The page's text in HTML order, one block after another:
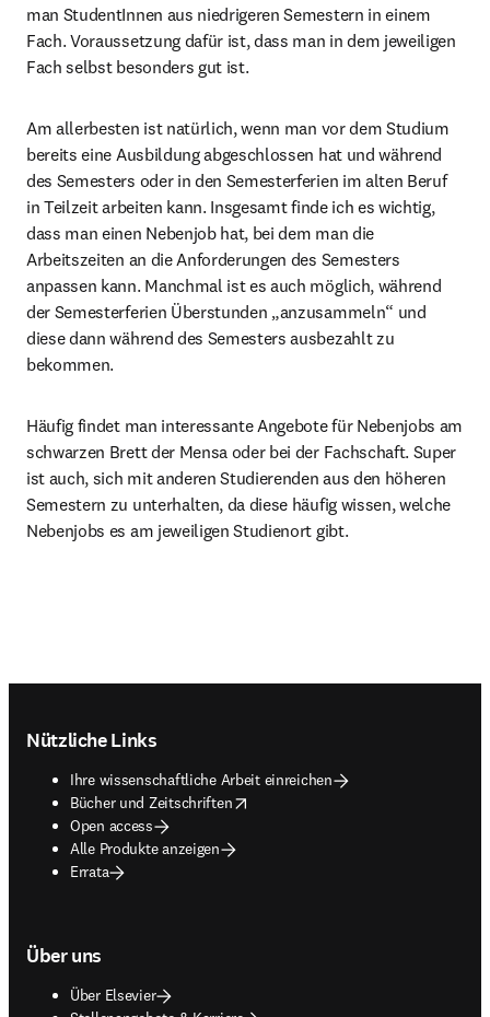
man StudentInnen aus niedrigeren Semestern in einem
Fach. Voraussetzung dafür ist, dass man in dem jeweiligen
Fach selbst besonders gut ist.
Am allerbesten ist natürlich, wenn man vor dem Studium
bereits eine Ausbildung abgeschlossen hat und während
des Semesters oder in den Semesterferien im alten Beruf
in Teilzeit arbeiten kann. Insgesamt finde ich es wichtig,
dass man einen Nebenjob hat, bei dem man die
Arbeitszeiten an die Anforderungen des Semesters
anpassen kann. Manchmal ist es auch möglich, während
der Semesterferien Überstunden „anzusammeln“ und
diese dann während des Semesters ausbezahlt zu
bekommen.
Häufig findet man interessante Angebote für Nebenjobs am
schwarzen Brett der Mensa oder bei der Fachschaft. Super
ist auch, sich mit anderen Studierenden aus den höheren
Semestern zu unterhalten, da diese häufig wissen, welche
Nebenjobs es am jeweiligen Studienort gibt.
Nützliche Links
Ihre wissenschaftliche Arbeit einreichen
Bücher und Zeitschriften
opens in new tab/window
Open access
Alle Produkte anzeigen
Errata
Über uns
Über Elsevier